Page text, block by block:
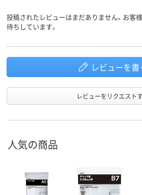
投稿されたレビューはまだありません。お客
待ちしています。
レビューを書
レビューをリクエスト
人気の商品